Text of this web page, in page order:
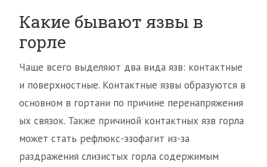
Какие бывают язвы в
горле
Чаще всего выделяют два вида язв: контактные
и поверхностные. Контактные язвы образуются в
основном в гортани по причине перенапряжения
ых связок. Также причиной контактных язв горла
может стать рефлюкс-эзофагит из-за
раздражения слизистых горла содержимым